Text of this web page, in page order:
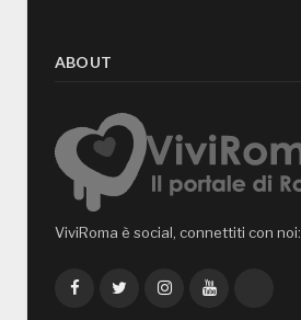
ABOUT
ViviRoma è social, connettiti con noi:
FacebookTwitterInstagramYouTube